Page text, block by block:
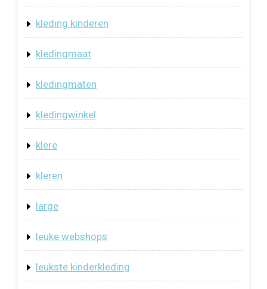
kleding kinderen
kledingmaat
kledingmaten
kledingwinkel
klere
kleren
large
leuke webshops
leukste kinderkleding